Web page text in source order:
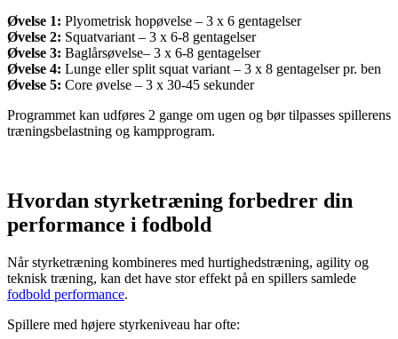
Øvelse 1: Plyometrisk hopøvelse – 3 x 6 gentagelser
Øvelse 2: Squatvariant – 3 x 6-8 gentagelser
Øvelse 3: Baglårsøvelse– 3 x 6-8 gentagelser
Øvelse 4: Lunge eller split squat variant – 3 x 8 gentagelser pr. ben
Øvelse 5: Core øvelse – 3 x 30-45 sekunder
Programmet kan udføres 2 gange om ugen og bør tilpasses spillerens
træningsbelastning og kampprogram.
Hvordan styrketræning forbedrer din
performance i fodbold
Når styrketræning kombineres med hurtighedstræning, agility og
teknisk træning, kan det have stor effekt på en spillers samlede
fodbold performance.
Spillere med højere styrkeniveau har ofte: